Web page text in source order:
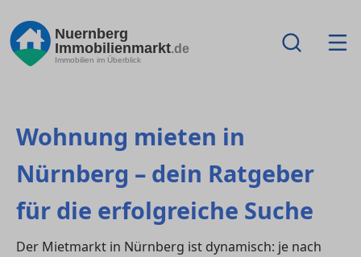
Nuernberg
Immobilienmarkt.de
Immobilien im Überblick
Wohnung mieten in
Nürnberg – dein Ratgeber
für die erfolgreiche Suche
Der Mietmarkt in Nürnberg ist dynamisch: je nach